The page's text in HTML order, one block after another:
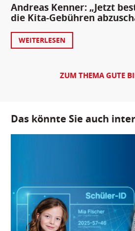
Andreas Kenner: „Jetzt
die Kita-Gebühren
WEITERLESEN
ZUM THEMA GUTE
Das könnte Sie auch